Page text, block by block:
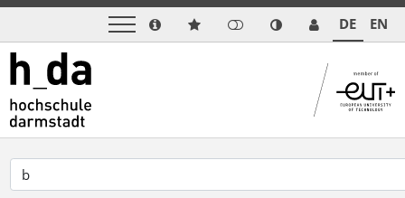
DE EN